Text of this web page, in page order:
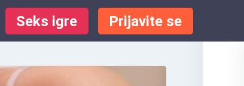
Seks igre Prijavite se